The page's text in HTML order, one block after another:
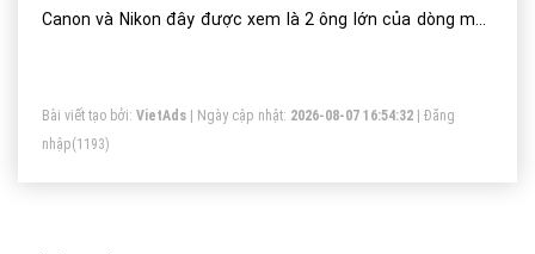
Canon và Nikon đây được xem là 2 ông lớn của dòng máy
Bài viết tạo bởi: VietAds | Ngày cập nhật: 2026-08-07 16:54:32
Đăng
nhập(1193)